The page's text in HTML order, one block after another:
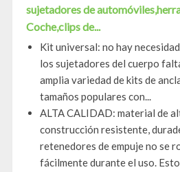
sujetadores de
Coche,clips de...
Kit universal: no hay
los sujetadores del cuerpo
amplia variedad de kits de
tamaños populares con...
ALTA CALIDAD: material de
construcción resistente,
retenedores de empuje no se
fácilmente durante el uso.